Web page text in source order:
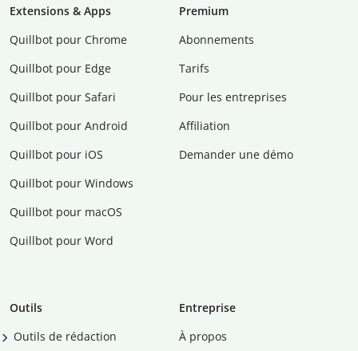
Extensions & Apps
Quillbot pour Chrome
Quillbot pour Edge
Quillbot pour Safari
Quillbot pour Android
Quillbot pour iOS
Quillbot pour Windows
Quillbot pour macOS
Quillbot pour Word
Premium
Abonnements
Tarifs
Pour les entreprises
Affiliation
Demander une démo
Outils
Outils de rédaction
Entreprise
À propos